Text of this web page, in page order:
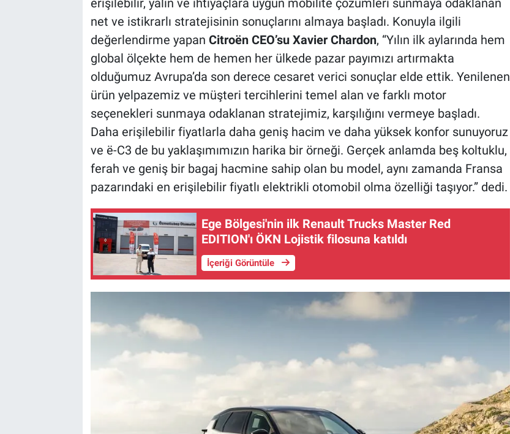
erişilebilir, yalın ve ihtiyaçlara uygun mobilite çözümleri sunmaya odaklanan
net ve istikrarlı stratejisinin sonuçlarını almaya başladı. Konuyla ilgili
değerlendirme yapan Citroën CEO’su Xavier Chardon, “Yılın ilk aylarında hem
global ölçekte hem de hemen her ülkede pazar payımızı artırmakta
olduğumuz Avrupa’da son derece cesaret verici sonuçlar elde ettik. Yenilenen
ürün yelpazemiz ve müşteri tercihlerini temel alan ve farklı motor
seçenekleri sunmaya odaklanan stratejimiz, karşılığını vermeye başladı.
Daha erişilebilir fiyatlarla daha geniş hacim ve daha yüksek konfor sunuyoruz
ve ë-C3 de bu yaklaşımımızın harika bir örneği. Gerçek anlamda beş koltuklu,
ferah ve geniş bir bagaj hacmine sahip olan bu model, aynı zamanda Fransa
pazarındaki en erişilebilir fiyatlı elektrikli otomobil olma özelliği taşıyor.” dedi.
Ege Bölgesi'nin ilk Renault Trucks Master Red
EDITION'ı ÖKN Lojistik filosuna katıldı
İçeriği Görüntüle